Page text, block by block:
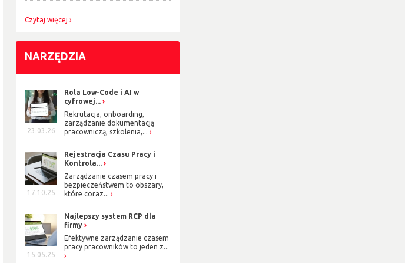
Czytaj więcej
NARZĘDZIA
23.03.26
Rola Low-Code i AI w
cyfrowej...
Rekrutacja, onboarding,
zarządzanie dokumentacją
pracowniczą, szkolenia,...
17.10.25
Rejestracja Czasu Pracy i
Kontrola...
Zarządzanie czasem pracy i
bezpieczeństwem to obszary,
które coraz...
15.05.25
Najlepszy system RCP dla
firmy
Efektywne zarządzanie czasem
pracy pracowników to jeden z...